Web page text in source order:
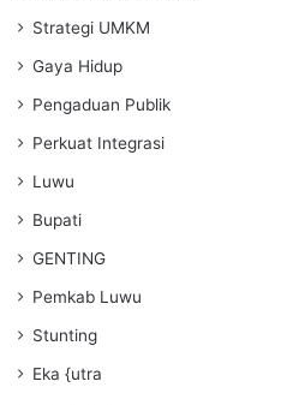
Strategi UMKM
Gaya Hidup
Pengaduan Publik
Perkuat Integrasi
Luwu
Bupati
GENTING
Pemkab Luwu
Stunting
Eka {utra